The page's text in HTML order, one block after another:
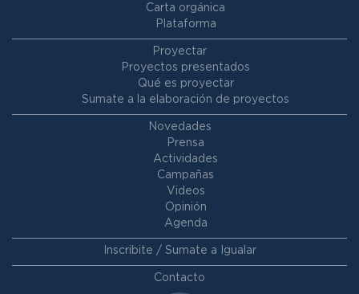
Carta orgánica
Plataforma
Proyectar
Proyectos presentados
Qué es proyectar
Sumate a la elaboración de proyectos
Novedades
Prensa
Actividades
Campañas
Videos
Opinión
Agenda
Inscribite / Sumate a Igualar
Contacto